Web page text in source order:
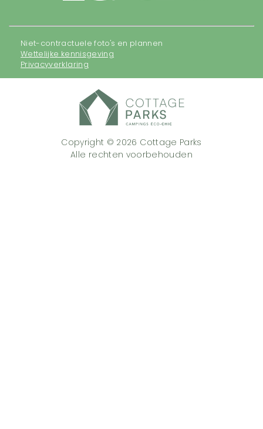
Niet-contractuele foto's en plannen
Wettelijke kennisgeving
Privacyverklaring
Copyright © 2026 Cottage Parks
Alle rechten voorbehouden